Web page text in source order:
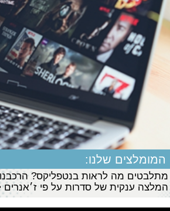
המומלצים שלנו:
מתלבטים מה לראות בנטפליקס?
המלצה ענקית של סדרות על פי ז׳אנרים